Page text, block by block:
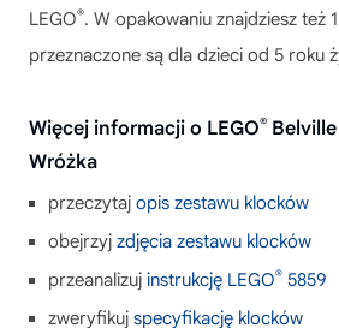
LEGO®. W opakowaniu znajdziesz też
przeznaczone są dla dzieci od 5 roku
Więcej informacji o LEGO®
Wróżka
przeczytaj opis zestawu klocków
obejrzyj zdjęcia zestawu klocków
przeanalizuj instrukcję LEGO® 5859
zweryfikuj specyfikację klocków